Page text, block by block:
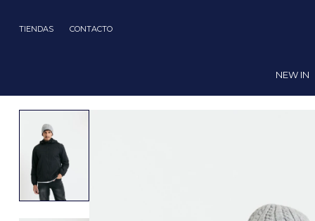
TIENDAS CONTACTO
NEW IN